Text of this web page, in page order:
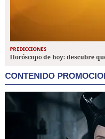
PREDICCIONES
Horóscopo de hoy: descubre
CONTENIDO